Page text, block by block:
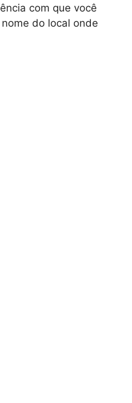
com que você
do local onde